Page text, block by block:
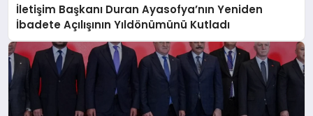
İletişim Başkanı Duran Ayasofya’nın Yeniden
İbadete Açılışının Yıldönümünü Kutladı